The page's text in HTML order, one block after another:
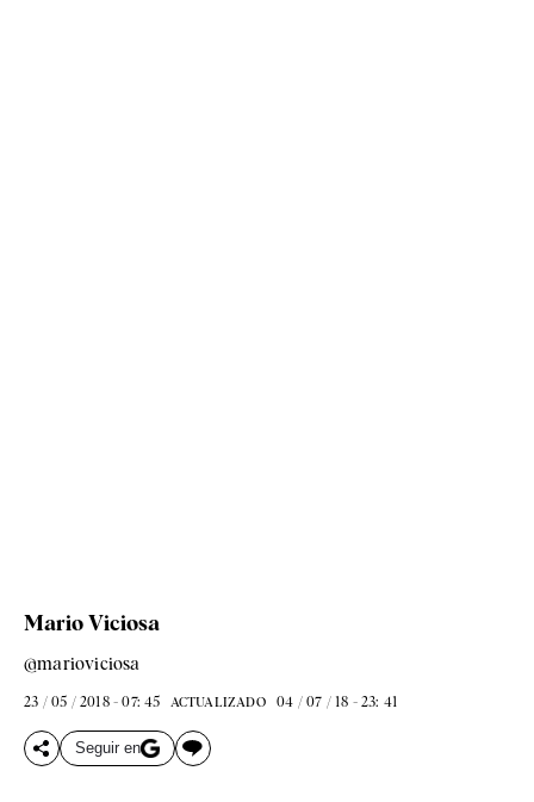
Mario Viciosa
@marioviciosa
23 / 05 / 2018 - 07: 45 ACTUALIZADO 04 / 07 / 18 - 23: 41
Seguir en